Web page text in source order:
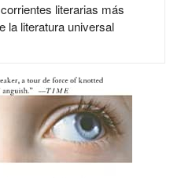
literarias más
la literatura universal